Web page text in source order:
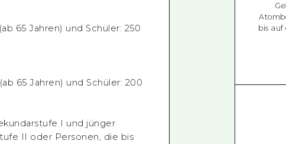
65 Jahren) und Schüler: 250
65 Jahren) und Schüler: 200
I und jünger
II oder Personen, die bis
bis auf